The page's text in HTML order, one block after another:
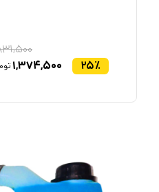
۲۵٪
۱,۳۷۴,۵۰۰